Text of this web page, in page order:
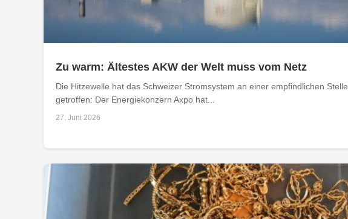
Zu warm: Ältestes AKW der Welt muss vom Netz
Die Hitzewelle hat das Schweizer Stromsystem an einer empfindlichen Stelle
getroffen: Der Energiekonzern Axpo hat...
27. Juni 2026